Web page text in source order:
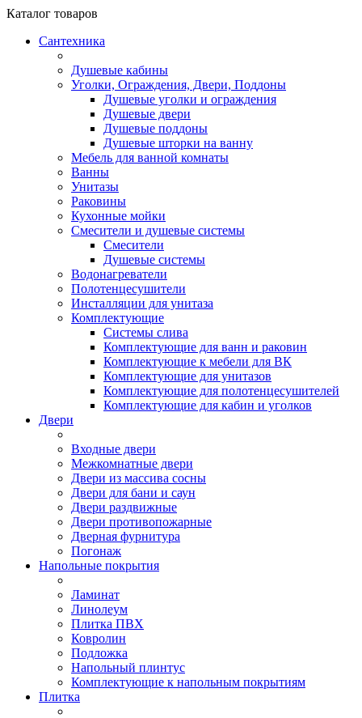
Каталог товаров
Сантехника
Душевые кабины
Уголки, Ограждения, Двери, Поддоны
Душевые уголки и ограждения
Душевые двери
Душевые поддоны
Душевые шторки на ванну
Мебель для ванной комнаты
Ванны
Унитазы
Раковины
Кухонные мойки
Смесители и душевые системы
Смесители
Душевые системы
Водонагреватели
Полотенцесушители
Инсталляции для унитаза
Комплектующие
Системы слива
Комплектующие для ванн и раковин
Комплектующие к мебели для ВК
Комплектующие для унитазов
Комплектующие для полотенцесушителей
Комплектующие для кабин и уголков
Двери
Входные двери
Межкомнатные двери
Двери из массива сосны
Двери для бани и саун
Двери раздвижные
Двери противопожарные
Дверная фурнитура
Погонаж
Напольные покрытия
Ламинат
Линолеум
Плитка ПВХ
Ковролин
Подложка
Напольный плинтус
Комплектующие к напольным покрытиям
Плитка